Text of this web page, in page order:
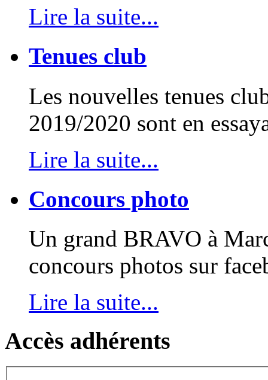
Lire la suite...
Tenues club
Les nouvelles tenues
2019/2020 sont en
Lire la suite...
Concours photo
Un grand BRAVO à
concours photos sur
Lire la suite...
Accès adhérents